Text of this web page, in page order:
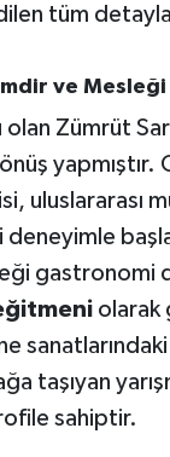
tüm
ve
Zümrüt
uluslararası
deneyimle
gastronomi
olarak
taşıyan
sahiptir.